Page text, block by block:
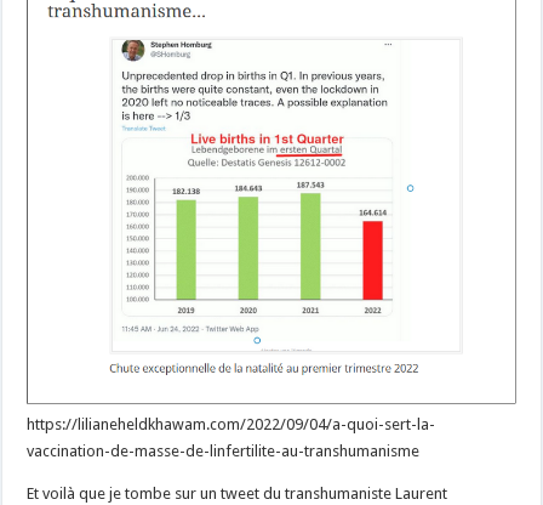
https://lilianeheldkhawam.com/2022/09/04/a-quoi-sert-la-
vaccination-de-masse-de-linfertilite-au-transhumanisme
Et voilà que je tombe sur un tweet du transhumaniste Laurent